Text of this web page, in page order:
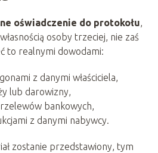
oświadczenie do protokołu,
osoby trzeciej, nie zaś
to realnymi dowodami:
z danymi właściciela,
lub darowizny,
bankowych,
z danymi nabywcy.
zostanie przedstawiony, tym